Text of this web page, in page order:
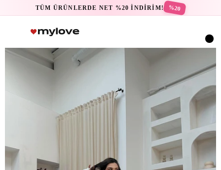
TÜM ÜRÜNLERDE NET %20 İNDİRİM! %20